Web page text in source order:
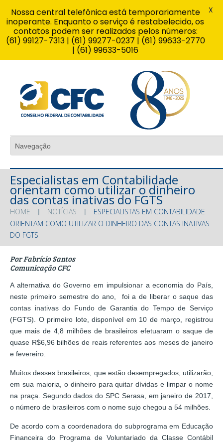
Especialistas em Contabilidade
orientam como utilizar o dinheiro
das contas inativas do FGTS
HOME NOTÍCIAS
ESPECIALISTAS EM CONTABILIDADE
ORIENTAM COMO UTILIZAR O DINHEIRO DAS CONTAS INATIVAS
DO FGTS
Por Fabrício Santos
Comunicação CFC
A alternativa do Governo em impulsionar a economia do País,
neste primeiro semestre do ano, foi a de liberar o saque das
contas inativas do Fundo de Garantia do Tempo de Serviço
(FGTS). O primeiro lote, disponível em 10 de março, registrou
que mais de 4,8 milhões de brasileiros efetuaram o saque de
quase R$6,96 bilhões de reais referentes aos meses de janeiro
e fevereiro.
Muitos desses brasileiros, que estão desempregados, utilizarão,
em sua maioria, o dinheiro para quitar dívidas e limpar o nome
na praça. Segundo dados do SPC Serasa, em janeiro de 2017,
o número de brasileiros com o nome sujo chegou a 54 milhões.
De acordo com a coordenadora do subprograma em Educação
Financeira do Programa de Voluntariado da Classe Contábil
Nossa central telefônica está temporariamente
inoperante. Enquanto o serviço é restabelecido, os
contatos podem ser realizados pelos números:
(61) 99127-7313 | (61) 99277-0237 | (61) 99633-2770
| (61) 99633-5016
X